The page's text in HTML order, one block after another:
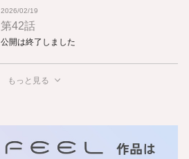
2026/02/19
第42話
公開は終了しました
もっと見る